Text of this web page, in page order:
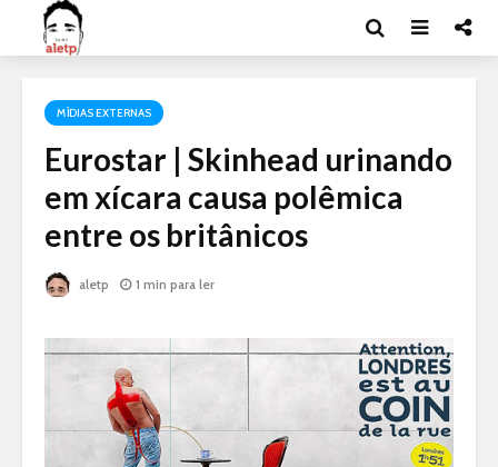
MÍDIAS EXTERNAS
Eurostar | Skinhead urinando
em xícara causa polêmica
entre os britânicos
aletp 1 min para ler